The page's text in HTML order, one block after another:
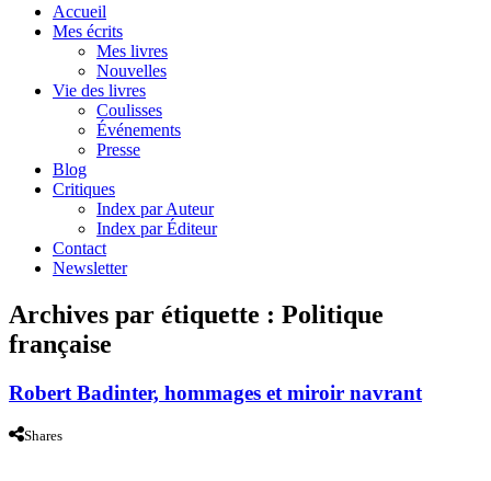
Accueil
Mes écrits
Mes livres
Nouvelles
Vie des livres
Coulisses
Événements
Presse
Blog
Critiques
Index par Auteur
Index par Éditeur
Contact
Newsletter
Archives par étiquette : Politique
française
Robert Badinter, hommages et miroir navrant
Shares